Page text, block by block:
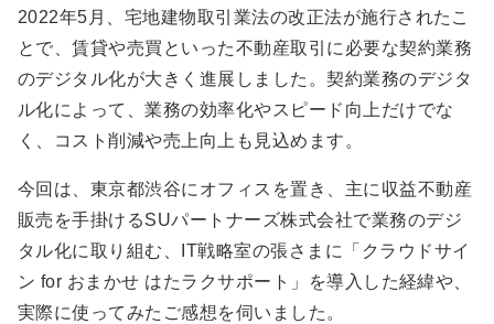
2022年5月、宅地建物取引業法の改正法が施行されたこ
とで、賃貸や売買といった不動産取引に必要な契約業務
のデジタル化が大きく進展しました。契約業務のデジタ
ル化によって、業務の効率化やスピード向上だけでな
く、コスト削減や売上向上も見込めます。
今回は、東京都渋谷にオフィスを置き、主に収益不動産
販売を手掛けるSUパートナーズ株式会社で業務のデジ
タル化に取り組む、IT戦略室の張さまに
「クラウドサイ
ン for おまかせ はたラクサポート」
を導入した経緯や、
実際に使ってみたご感想を伺いました。